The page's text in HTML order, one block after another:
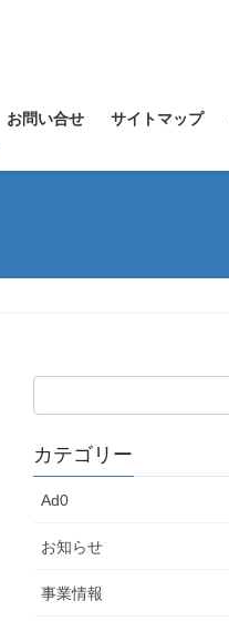
お問い合せ サイトマップ
カテゴリー
Ad0
お知らせ
事業情報